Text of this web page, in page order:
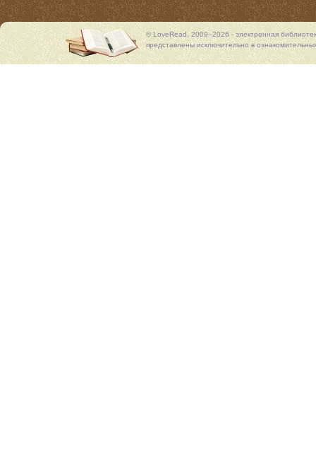
© LoveRead, 2009–2026 - электронная
представлены исключительно в